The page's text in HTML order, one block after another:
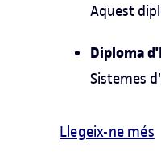
Aquest
Diploma
Sistemes
Llegeix-ne més